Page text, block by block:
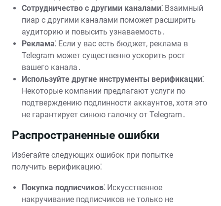
Сотрудничество с другими каналами⁚ Взаимный
пиар с другими каналами поможет расширить
аудиторию и повысить узнаваемость․
Реклама⁚ Если у вас есть бюджет, реклама в
Telegram может существенно ускорить рост
вашего канала․
Используйте другие инструменты верификации⁚
Некоторые компании предлагают услуги по
подтверждению подлинности аккаунтов, хотя это
не гарантирует синюю галочку от Telegram․
Распространенные ошибки
Избегайте следующих ошибок при попытке
получить верификацию⁚
Покупка подписчиков⁚ Искусственное
накручивание подписчиков не только не